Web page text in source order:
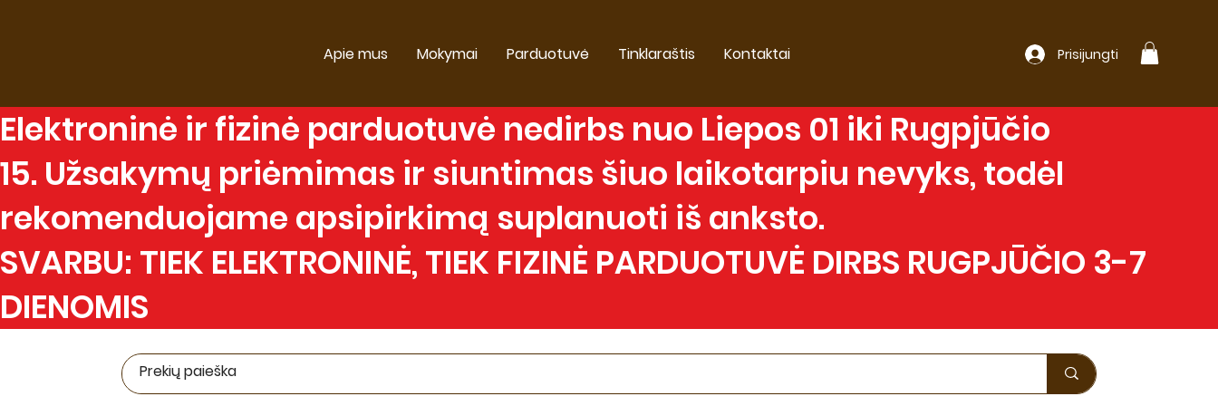
Prisijungti
Apie mus Mokymai Parduotuvė Tinklaraštis Kontaktai
Elektroninė ir fizinė parduotuvė nedirbs nuo Liepos 01 iki Rugpjūčio
15. Užsakymų priėmimas ir siuntimas šiuo laikotarpiu nevyks, todėl
rekomenduojame apsipirkimą suplanuoti iš anksto.
SVARBU: TIEK ELEKTRONINĖ, TIEK FIZINĖ PARDUOTUVĖ DIRBS RUGPJŪČIO 3-7
DIENOMIS